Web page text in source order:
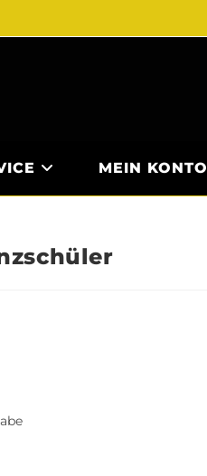
MEIN KONTO